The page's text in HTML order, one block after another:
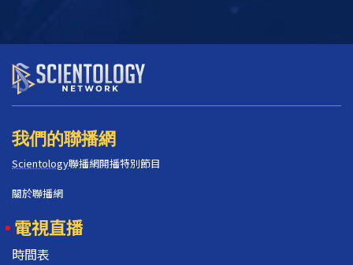
我們的聯播網
Scientology聯播網開播特別節目
關於聯播網
電視直播
時間表